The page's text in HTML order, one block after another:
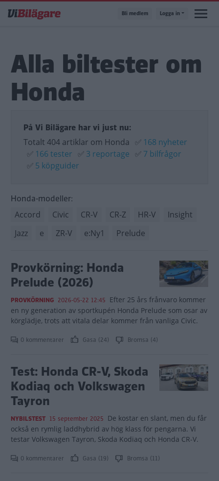
till
Bli medlem Logga in
Alla biltester om
Honda
På Vi Bilägare har vi just nu:
Totalt 404 artiklar om Honda ✅ 168 nyheter
✅ 166 tester ✅ 3 reportage ✅ 7 bilfrågor
✅ 5 köpguider
Honda-modeller:
Accord Civic CR-V CR-Z HR-V
Insight
Jazz
e ZR-V e:Ny1 Prelude
Provkörning: Honda
Prelude (2026)
PROVKÖRNING 2026-05-22 12:45 Efter 25 års frånvaro kommer
en ny generation av sportkupén Honda Prelude som osar av
körglädje, trots att vitala delar kommer från vanliga Civic.
0 kommentarer Gasa (24) Bromsa (4)
Test: Honda CR-V, Skoda
Kodiaq och Volkswagen
Tayron
NYBILSTEST 15 september 2025 De kostar en slant, men du får
också en rymlig laddhybrid av hög klass för pengarna. Vi
testar Volkswagen Tayron, Skoda Kodiaq och Honda CR-V.
0 kommentarer Gasa (19) Bromsa (11)